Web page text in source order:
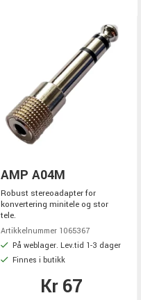
AMP A04M
Robust stereoadapter for
konvertering minitele og stor
tele.
Artikkelnummer 1065367
På weblager. Lev.tid 1-3 dager
Finnes i butikk
Kr 67